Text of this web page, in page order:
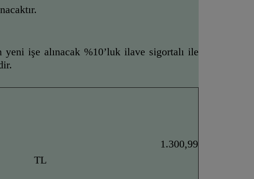
yeni işe alınacak %10’luk ilave sigortalı ile
1.300,99
TL